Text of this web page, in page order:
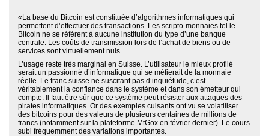
«La base du Bitcoin est constituée d’algorithmes informatiques qui
permettent d’effectuer des transactions. Les scripto-monnaies tel le
Bitcoin ne se réfèrent à aucune institution du type d’une banque
centrale. Les coûts de transmission lors de l’achat de biens ou de
services sont virtuellement nuls.
L’usage reste très marginal en Suisse. L’utilisateur le mieux profilé
serait un passionné d’informatique qui se méfierait de la monnaie
réelle. Le franc suisse ne suscitant pas d’inquiétude, c’est
véritablement la confiance dans le système et dans son émetteur qui
compte. Il faut être sûr que ce système peut résister aux attaques des
pirates informatiques. Or des exemples cuisants ont vu se volatiliser
des bitcoins pour des valeurs de plusieurs centaines de millions de
francs (notamment sur la plateforme MtGox en février dernier). Le cours
subi fréquemment des variations importantes.